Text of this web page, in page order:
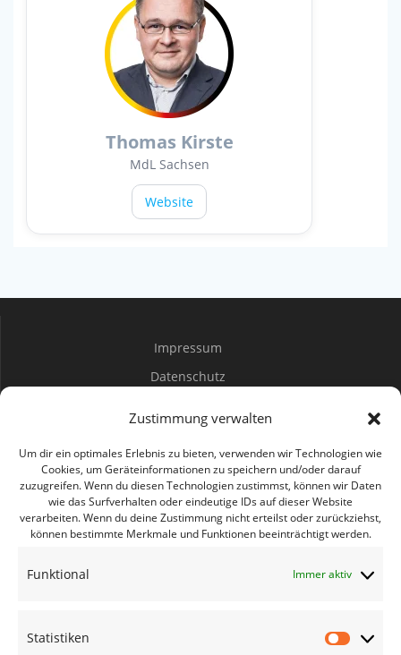
Zustimmung verwalten
Um dir ein optimales Erlebnis zu bieten, verwenden wir Technologien wie
Cookies, um Geräteinformationen zu speichern und/oder darauf
zuzugreifen. Wenn du diesen Technologien zustimmst, können wir Daten
wie das Surfverhalten oder eindeutige IDs auf dieser Website
verarbeiten. Wenn du deine Zustimmung nicht erteilst oder zurückziehst,
können bestimmte Merkmale und Funktionen beeinträchtigt werden.
Funktional Immer aktiv
Statistiken
Thomas Kirste
MdL Sachsen
Website
Impressum
Datenschutz
Bürgerbüro Coswig
Bürgerbüro Lommatzsch